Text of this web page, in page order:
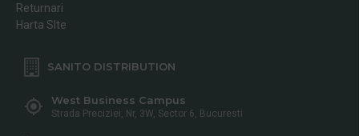
Returnari
Harta SIte
SANITO DISTRIBUTION
West Business Campus
Strada Preciziei, Nr, 3W, Sector 6, Bucuresti